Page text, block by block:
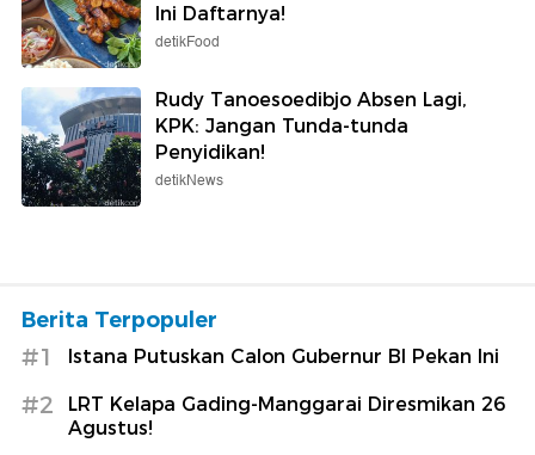
Ini Daftarnya!
detikFood
Rudy Tanoesoedibjo Absen Lagi,
KPK: Jangan Tunda-tunda
Penyidikan!
detikNews
Berita Terpopuler
#1 Istana Putuskan Calon Gubernur BI Pekan Ini
#2
LRT Kelapa Gading-Manggarai Diresmikan 26
Agustus!